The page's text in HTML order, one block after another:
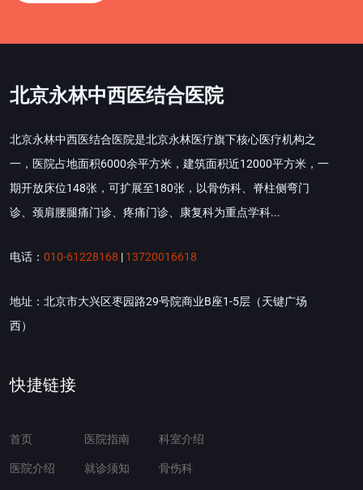
北京永林中西医结合医院
北京永林中西医结合医院是北京永林医疗旗下核心医疗机构之
一，医院占地面积6000余平方米，建筑面积近12000平方米，一
期开放床位148张，可扩展至180张，以骨伤科、脊柱侧弯门
诊、颈肩腰腿痛门诊、疼痛门诊、康复科为重点学科...
电话： 010-61228168 | 13720016618
地址：北京市大兴区枣园路29号院商业B座1-5层（天键广场
西）
快捷链接
首页
医院介绍
医院指南
就诊须知
科室介绍
骨伤科